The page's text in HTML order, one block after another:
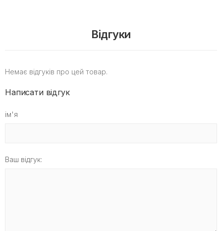
Відгуки
Немає відгуків про цей товар.
Написати відгук
ім'я
Ваш відгук: